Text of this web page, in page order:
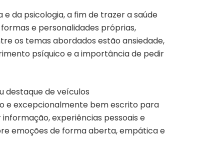
da psicologia, a fim de trazer a saúde
e personalidades próprias,
os temas abordados estão ansiedade,
psíquico e a importância de pedir
destaque de veículos
e excepcionalmente bem escrito para
experiências pessoais e
emoções de forma aberta, empática e